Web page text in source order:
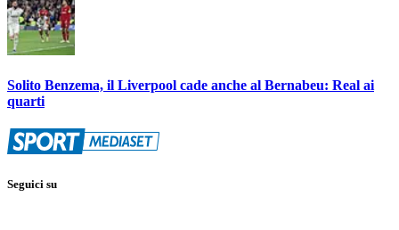
Solito Benzema, il Liverpool cade anche al Bernabeu: Real ai
quarti
Seguici su